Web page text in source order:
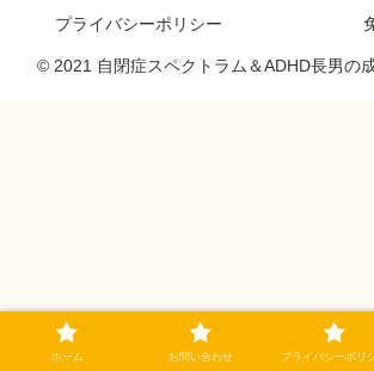
プライバシーポリシー
© 2021 自閉症スペクトラム＆ADHD長男の
ホーム お問い合わせ プライバシーポリ